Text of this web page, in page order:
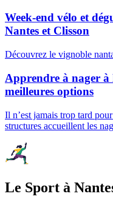
Week-end vélo et
Nantes et Clisson
Découvrez le vignoble
Apprendre à nager à
meilleures options
Il n’est jamais trop tard
structures accueillent les
Le Sport à